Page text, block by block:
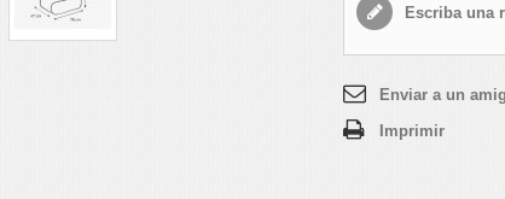
Escriba una
Enviar a un
Imprimir